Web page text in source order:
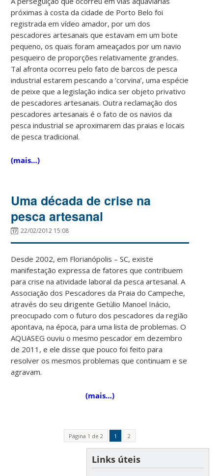
próximas à costa da cidade de Porto Belo foi
registrada em vídeo amador, por um dos
pescadores artesanais que estavam em um bote
pequeno, os quais foram ameaçados por um navio
pesqueiro de proporções relativamente grandes.
Tal afronta ocorreu pelo fato de barcos de pesca
industrial estarem pescando a ‘corvina’, uma espécie
de peixe que a legislação indica ser objeto privativo
de pescadores artesanais. Outra reclamação dos
pescadores artesanais é o fato de os navios da
pesca industrial se aproximarem das praias e locais
de pesca tradicional.
(mais…)
Uma década de crise na
pesca artesanal
22/02/2012 15:08
Desde 2002, em Florianópolis – SC, existe
manifestação expressa de fatores que contribuem
para crise na atividade laboral da pesca artesanal. A
Associação dos Pescadores da Praia do Campeche,
através do seu dirigente Getúlio Manoel Inácio,
preocupado com o futuro dos pescadores da região
apontava, na época, para uma lista de problemas. O
AQUASEG ouviu o mesmo pescador em dezembro
de 2011, e ele disse que pouco foi feito para
resolver os mesmos problemas que continuam e se
agravam.
(mais…)
Página 1 de 2 1 2
Links úteis